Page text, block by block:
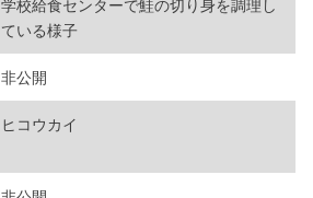
学校給食センターで鮭の切り身を調理し
ている様子
非公開
ヒコウカイ